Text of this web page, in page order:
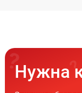
Нужна